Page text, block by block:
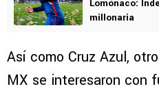
Lomónaco:
millonaria
Así como Cruz Azul,
MX se interesaron con